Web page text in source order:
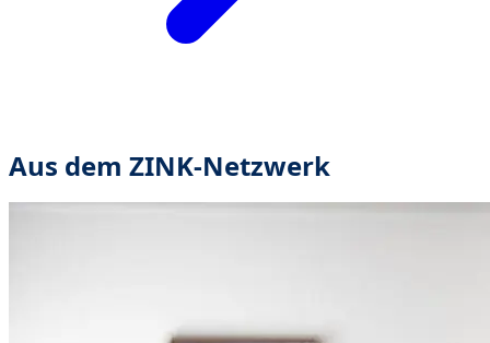
Aus dem ZINK-Netzwerk